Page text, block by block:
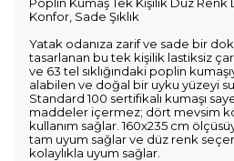
Konfor, Sade Şıklık
Yatak odanıza zarif ve sade bir
tasarlanan bu tek kişilik lastiksiz
ve 63 tel sıklığındaki poplin
alabilen ve doğal bir uyku yüzeyi
Standard 100 sertifikalı kumaşı
maddeler içermez; dört mevsim
kullanım sağlar. 160x235 cm
tam uyum sağlar ve düz renk
kolaylıkla uyum sağlar.